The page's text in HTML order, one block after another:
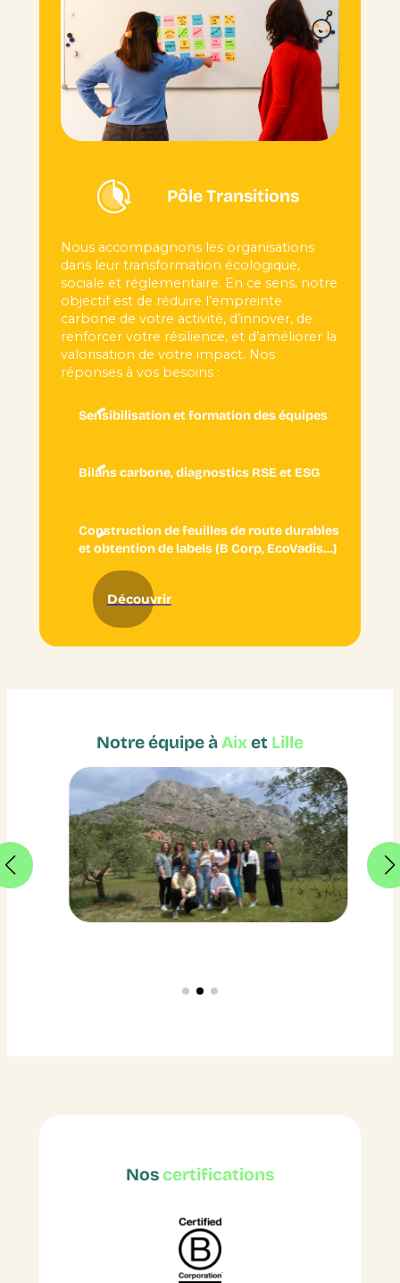
Pôle Transitions
Nous accompagnons les organisations
dans leur transformation écologique,
sociale et réglementaire. En ce sens, notre
objectif est de réduire l’empreinte
carbone de votre activité, d’innover, de
renforcer votre résilience, et d’améliorer la
valorisation de votre impact. Nos
réponses à vos besoins :
Sensibilisation et formation des équipes
Bilans carbone, diagnostics RSE et ESG
Construction de feuilles de route durables
et obtention de labels (B Corp, EcoVadis…)
Découvrir
Notre équipe àAixet Lille
Noscertifications